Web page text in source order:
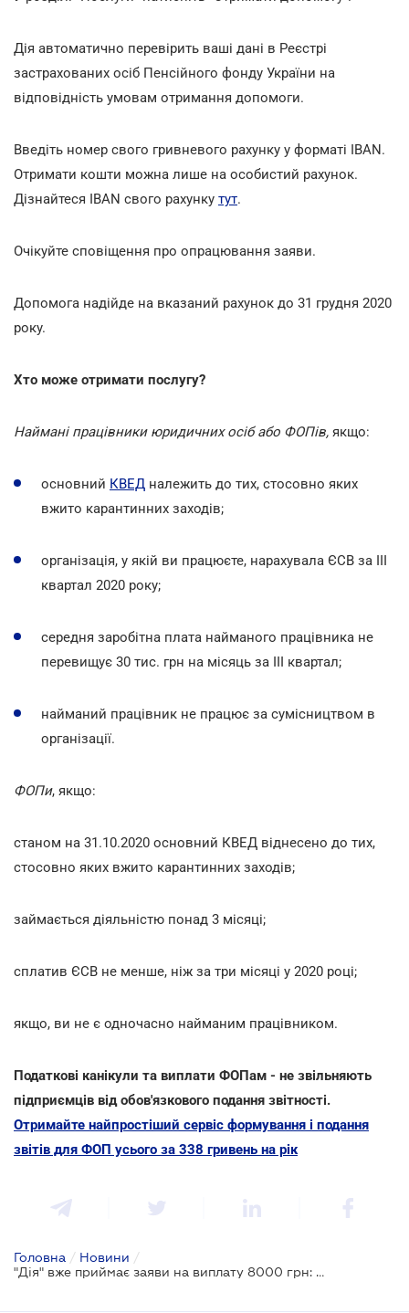
Дія автоматично перевірить ваші дані в Реєстрі
застрахованих осіб Пенсійного фонду України на
відповідність умовам отримання допомоги.
Введіть номер свого гривневого рахунку у форматі IBAN.
Отримати кошти можна лише на особистий рахунок.
Дізнайтеся IBAN свого рахунку тут.
Очікуйте сповіщення про опрацювання заяви.
Допомога надійде на вказаний рахунок до 31 грудня 2020
року.
Хто може отримати послугу?
Наймані працівники юридичних осіб або ФОПів, якщо:
основний КВЕД належить до тих, стосовно яких
вжито карантинних заходів;
організація, у якій ви працюєте, нарахувала ЄСВ за ІІІ
квартал 2020 року;
середня заробітна плата найманого працівника не
перевищує 30 тис. грн на місяць за ІІІ квартал;
найманий працівник не працює за сумісництвом в
організації.
ФОПи, якщо:
станом на 31.10.2020 основний КВЕД віднесено до тих,
стосовно яких вжито карантинних заходів;
займається діяльністю понад 3 місяці;
сплатив ЄСВ не менше, ніж за три місяці у 2020 році;
якщо, ви не є одночасно найманим працівником.
Податкові канікули та виплати ФОПам - не звільняють
підприємців від обов'язкового подання звітності.
Отримайте найпростіший сервіс формування і подання
звітів для ФОП усього за 338 гривень на рік
Головна / Новини /
"Дія" вже приймає заяви на виплату 8000 грн: інструкція